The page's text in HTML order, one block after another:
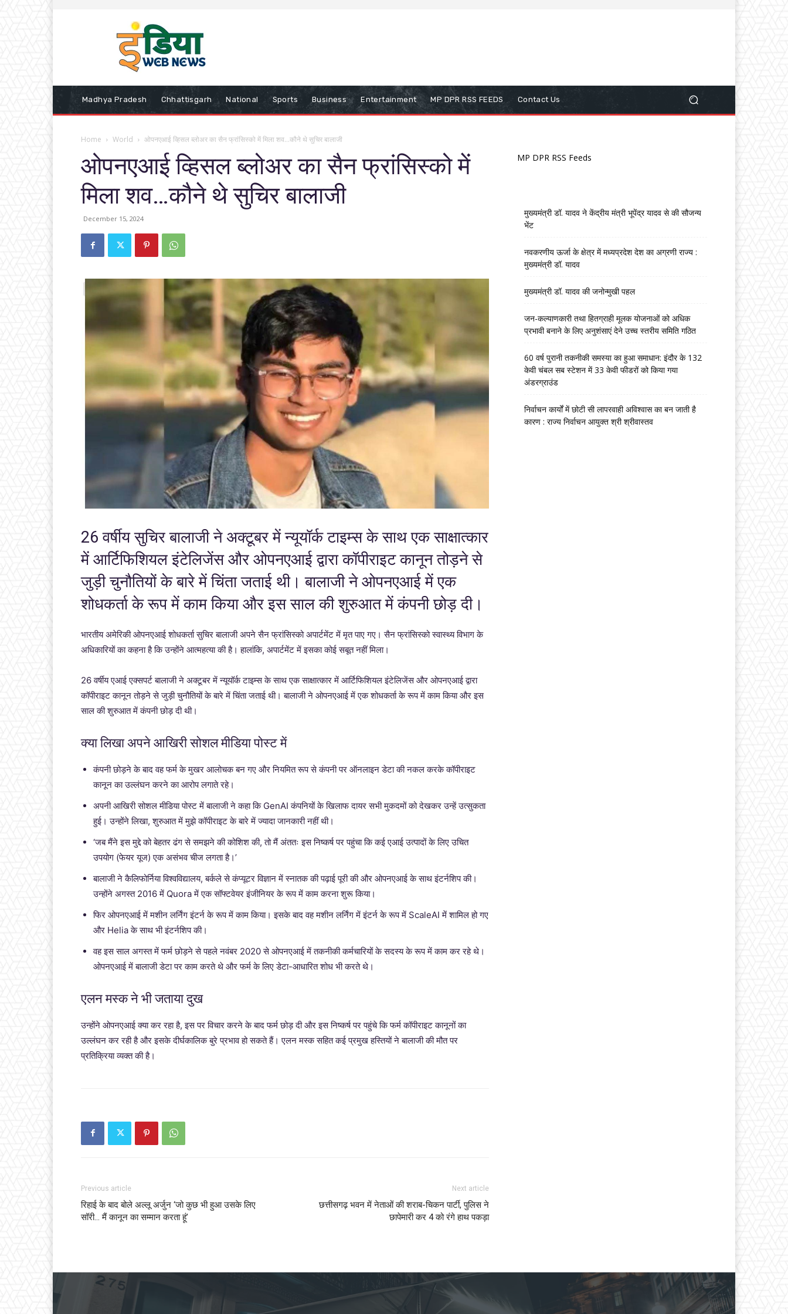
Madhya Pradesh Chhattisgarh National Sports Business Entertainment MP DPR RSS FEEDS Contact Us
Home World ओपनएआई व्हिसल ब्लोअर का सैन फ्रांसिस्को में मिला शव…कौने थे सुचिर बालाजी
ओपनएआई व्हिसल ब्लोअर का सैन फ्रांसिस्को में
मिला शव…कौने थे सुचिर बालाजी
December 15, 2024
26 वर्षीय सुचिर बालाजी ने अक्टूबर में न्यूयॉर्क टाइम्स के साथ एक साक्षात्कार
में आर्टिफिशियल इंटेलिजेंस और ओपनएआई द्वारा कॉपीराइट कानून तोड़ने से
जुड़ी चुनौतियों के बारे में चिंता जताई थी। बालाजी ने ओपनएआई में एक
शोधकर्ता के रूप में काम किया और इस साल की शुरुआत में कंपनी छोड़ दी।
भारतीय अमेरिकी ओपनएआई शोधकर्ता सुचिर बालाजी अपने सैन फ्रांसिस्को अपार्टमेंट में मृत पाए गए। सैन फ्रांसिस्को स्वास्थ्य विभाग के
अधिकारियों का कहना है कि उन्होंने आत्महत्या की है। हालांकि, अपार्टमेंट में इसका कोई सबूत नहीं मिला।
26 वर्षीय एआई एक्सपर्ट बालाजी ने अक्टूबर में न्यूयॉर्क टाइम्स के साथ एक साक्षात्कार में आर्टिफिशियल इंटेलिजेंस और ओपनएआई द्वारा
कॉपीराइट कानून तोड़ने से जुड़ी चुनौतियों के बारे में चिंता जताई थी। बालाजी ने ओपनएआई में एक शोधकर्ता के रूप में काम किया और इस
साल की शुरुआत में कंपनी छोड़ दी थी।
क्या लिखा अपने आखिरी सोशल मीडिया पोस्ट में
कंपनी छोड़ने के बाद वह फर्म के मुखर आलोचक बन गए और नियमित रूप से कंपनी पर ऑनलाइन डेटा की नकल करके कॉपीराइट
कानून का उल्लंघन करने का आरोप लगाते रहे।
अपनी आखिरी सोशल मीडिया पोस्ट में बालाजी ने कहा कि GenAI कंपनियों के खिलाफ दायर सभी मुकदमों को देखकर उन्हें उत्सुकता
हुई। उन्होंने लिखा, शुरुआत में मुझे कॉपीराइट के बारे में ज्यादा जानकारी नहीं थी।
‘जब मैंने इस मुद्दे को बेहतर ढंग से समझने की कोशिश की, तो मैं अंततः इस निष्कर्ष पर पहुंचा कि कई एआई उत्पादों के लिए उचित
उपयोग (फेयर यूज) एक असंभव चीज लगता है।’
बालाजी ने कैलिफोर्निया विश्वविद्यालय, बर्कले से कंप्यूटर विज्ञान में स्नातक की पढ़ाई पूरी की और ओपनएआई के साथ इंटर्नशिप की।
उन्होंने अगस्त 2016 में Quora में एक सॉफ्टवेयर इंजीनियर के रूप में काम करना शुरू किया।
फिर ओपनएआई में मशीन लर्निंग इंटर्न के रूप में काम किया। इसके बाद वह मशीन लर्निंग में इंटर्न के रूप में ScaleAI में शामिल हो गए
और Helia के साथ भी इंटर्नशिप की।
वह इस साल अगस्त में फर्म छोड़ने से पहले नवंबर 2020 से ओपनएआई में तकनीकी कर्मचारियों के सदस्य के रूप में काम कर रहे थे।
ओपनएआई में बालाजी डेटा पर काम करते थे और फर्म के लिए डेटा-आधारित शोध भी करते थे।
एलन मस्क ने भी जताया दुख
उन्होंने ओपनएआई क्या कर रहा है, इस पर विचार करने के बाद फर्म छोड़ दी और इस निष्कर्ष पर पहुंचे कि फर्म कॉपीराइट कानूनों का
उल्लंघन कर रही है और इसके दीर्घकालिक बुरे प्रभाव हो सकते हैं। एलन मस्क सहित कई प्रमुख हस्तियों ने बालाजी की मौत पर
प्रतिक्रिया व्यक्त की है।
Previous article
रिहाई के बाद बोले अल्लू अर्जुन ‘जो कुछ भी हुआ उसके लिए
सॉरी… मैं कानून का सम्मान करता हूं’
Next article
छत्तीसगढ़ भवन में नेताओं की शराब-चिकन पार्टी, पुलिस ने
छापेमारी कर 4 को रंगे हाथ पकड़ा
MP DPR RSS Feeds
मुख्यमंत्री डॉ. यादव ने केंद्रीय मंत्री भूपेंद्र यादव से की सौजन्य
भेंट
नवकरणीय ऊर्जा के क्षेत्र में मध्यप्रदेश देश का अग्रणी राज्य :
मुख्यमंत्री डॉ. यादव
मुख्यमंत्री डॉ. यादव की जनोन्मुखी पहल
जन-कल्याणकारी तथा हितग्राही मूलक योजनाओं को अधिक
प्रभावी बनाने के लिए अनुशंसाएं देने उच्च स्तरीय समिति गठित
60 वर्ष पुरानी तकनीकी समस्या का हुआ समाधान: इंदौर के 132
केवी चंबल सब स्टेशन में 33 केवी फीडरों को किया गया
अंडरग्राउंड
निर्वाचन कार्यों में छोटी सी लापरवाही अविश्वास का बन जाती है
कारण : राज्य निर्वाचन आयुक्त श्री श्रीवास्तव